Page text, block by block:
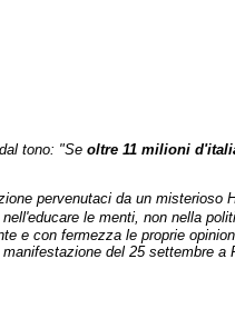
tono: "Se oltre 11 milioni
pervenutaci da un
le menti, non nella
e con fermezza le proprie
del 25 settembre a